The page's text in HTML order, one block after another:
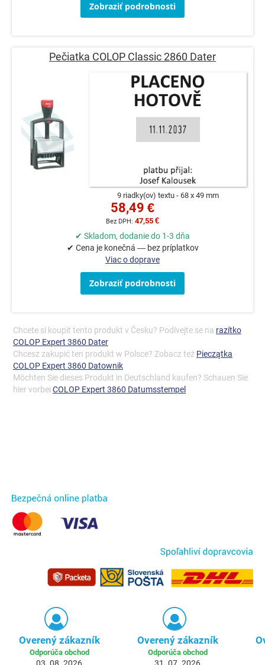
Zobraziť podrobnosti
Pečiatka COLOP Classic 2860 Dater
9 riadky(ov) textu 68 x 49 mm
58,49 €
47,55 €
✔ Skladom, dodanie do 1-3 dňa
✔ Cena je konečná — bez príplatkov
Viac o doprave
Zobraziť podrobnosti
Chcete si koupit tento produkt v Česku? Podívejte se na razítko
COLOP Expert 3860 Dater
Chcesz zakupić ten produkt w Polsce? Zobacz też Pieczątka
COLOP Expert 3860 Datownik
Möchten Sie dieses Produkt in Deutschland kaufen? Schauen Sie
hier vorbei COLOP Expert 3860 Datumsstempel
Overený zákazník
Odporúča obchod
Overený zákazník
Odporúča obchod